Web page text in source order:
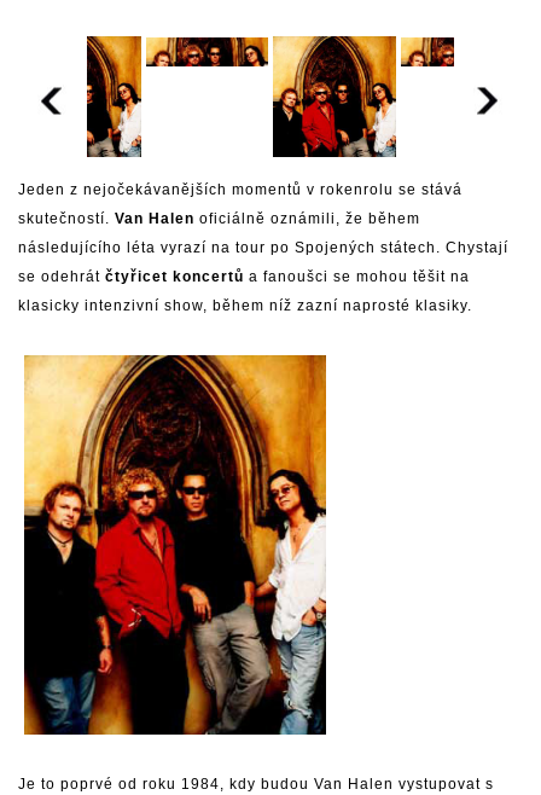
Jeden z nejočekávanějších momentů v rokenrolu se stává
skutečností. Van Halen oficiálně oznámili, že během
následujícího léta vyrazí na tour po Spojených státech. Chystají
se odehrát čtyřicet koncertů a fanoušci se mohou těšit na
klasicky intenzivní show, během níž zazní naprosté klasiky.
Je to poprvé od roku 1984, kdy budou Van Halen vystupovat s